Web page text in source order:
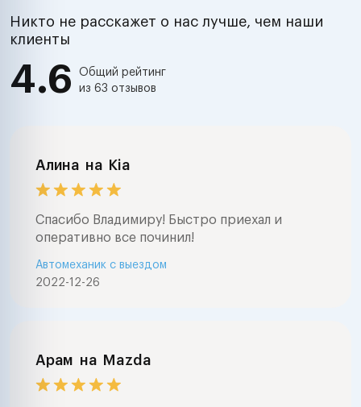
Никто не расскажет о нас лучше, чем наши
клиенты
4.6
Общий рейтинг
из 63 отзывов
Алина на Kia
Спасибо Владимиру! Быстро приехал и
оперативно все починил!
2022-12-26
Автомеханик с выездом
Арам на Mazda